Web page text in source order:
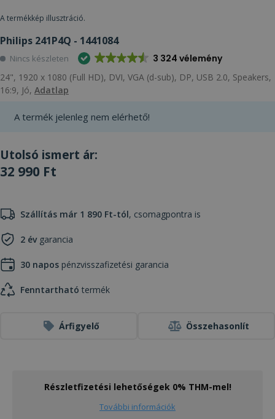
A termékkép illusztráció.
Philips 241P4Q - 1441084
Nincs készleten 3 324 vélemény
24", 1920 x 1080 (Full HD), DVI, VGA (d-sub), DP, USB 2.0, Speakers,
16:9, Jó, Adatlap
A termék jelenleg nem elérhető!
Utolsó ismert ár:
32 990 Ft
Szállítás már 1 890 Ft-tól, csomagpontra is
2 évgarancia
30 napos pénzvisszafizetési garancia
Fenntartható termék
Árfigyelő Összehasonlít
Részletfizetési lehetőségek 0% THM-mel!
További információk